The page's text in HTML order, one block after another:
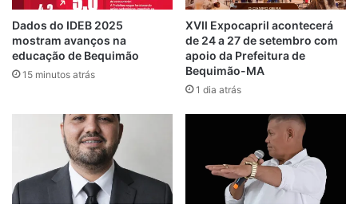
View this post on Instagram
Dados do IDEB 2025
mostram avanços na
educação de Bequimão
15 minutos atrás
XVII Expocapril acontecerá
de 24 a 27 de setembro com
apoio da Prefeitura de
Bequimão-MA
1 dia atrás